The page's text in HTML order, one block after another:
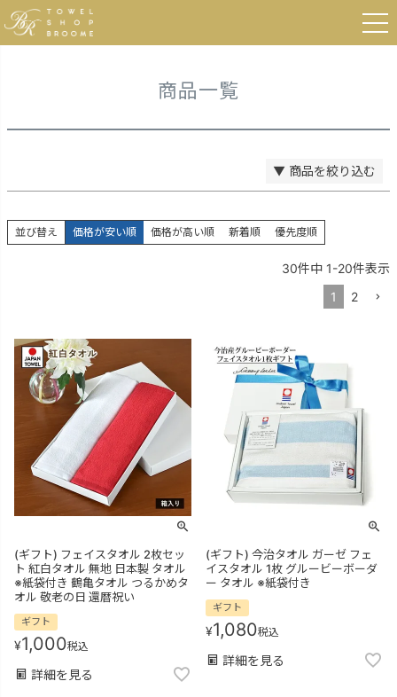
HOME 商品一覧
商品一覧
▼ 商品を絞り込む
価格が安い順
価格が高い順
キーワードヒット順
検索
並び替え 価格が安い順 価格が高い順 新着順 優先度順
30件中 1-20件表示
1
2
(ギフト) フェイスタオル 2枚セッ
ト 紅白タオル 無地 日本製 タオル
※紙袋付き 鶴亀タオル つるかめタ
オル 敬老の日 還暦祝い
ギフト
¥1,000税込
詳細を見る
(ギフト) 今治タオル ガーゼ フェ
イスタオル 1枚 グルービーボーダ
ー タオル ※紙袋付き
ギフト
¥1,080税込
詳細を見る